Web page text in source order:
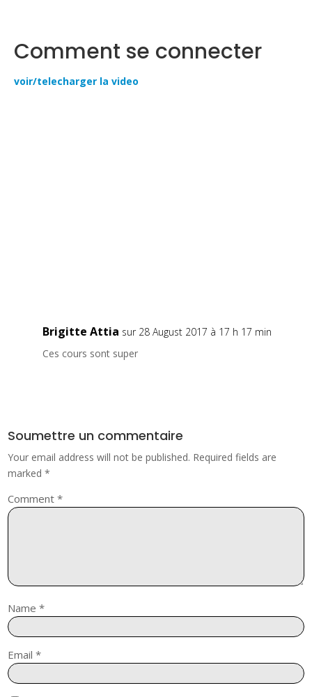
Comment se connecter
voir/telecharger la video
Brigitte Attia sur 28 August 2017 à 17 h 17 min
Ces cours sont super
Soumettre un commentaire
Your email address will not be published. Required fields are
marked*
Comment*
Name*
Email*